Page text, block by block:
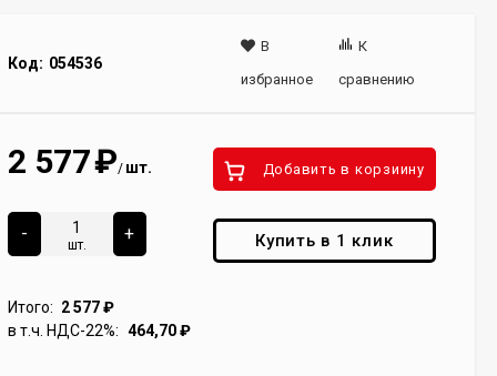
Код: 054536
В
избранное
К
сравнению
2 577₽/ шт.
-
шт.
+
Итого: 2 577₽
в т.ч. НДС-22%: 464,70₽
Добавить в корзиину
Купить в 1 клик